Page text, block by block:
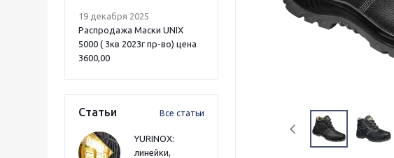
19 декабря 2025
Распродажа Маски UNIX
5000 ( 3кв 2023г пр-во) цена
3600,00
Статьи Все статьи
YURINOX:
линейки,